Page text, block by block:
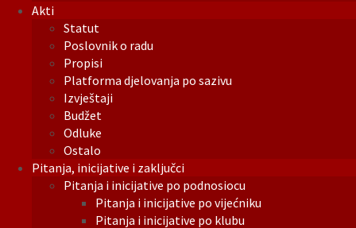
Akti
Statut
Poslovnik o radu
Propisi
Platforma djelovanja po sazivu
Izvještaji
Budžet
Odluke
Ostalo
Pitanja, inicijative i zaključci
Pitanja i inicijative po podnosiocu
Pitanja i inicijative po vijećniku
Pitanja i inicijative po klubu